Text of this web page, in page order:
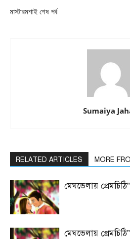
মাস্টারমশাই শেষ পর্ব
Sumaiya
RELATED ARTICLES MORE
মেঘভেলায়
মেঘভেলায়